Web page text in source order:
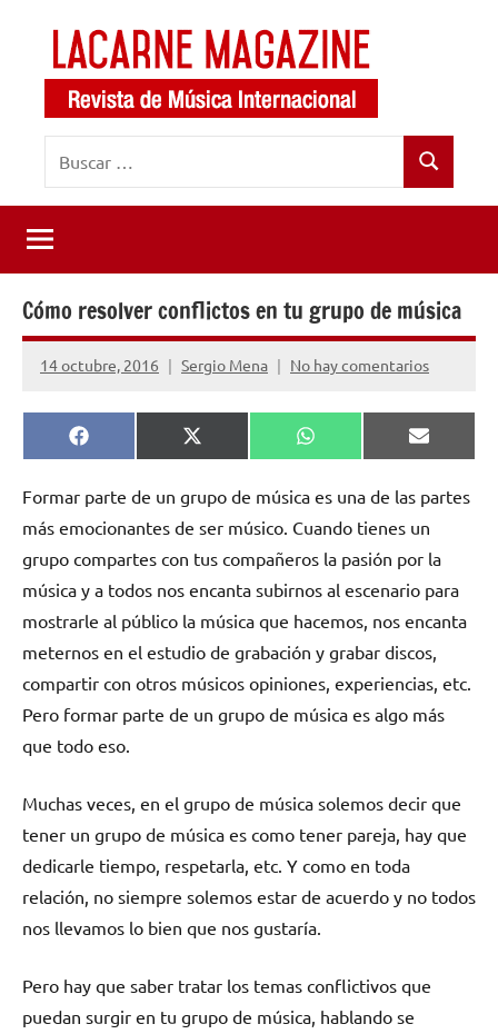
contenido
LaCarne
Magazine
de
música
internacional
Buscar
Cómo resolver conflictos en tu grupo de música
14 octubre, 2016 Sergio Mena No hay comentarios
Compartir
en
Facebook
Compartir
en
X
(Twitter)
Compartir
en
WhatsApp
en
Email
Formar parte de un grupo de música es una de las partes
más emocionantes de ser músico. Cuando tienes un
grupo compartes con tus compañeros la pasión por la
música y a todos nos encanta subirnos al escenario para
mostrarle al público la música que hacemos, nos encanta
meternos en el estudio de grabación y grabar discos,
compartir con otros músicos opiniones, experiencias, etc.
Pero formar parte de un grupo de música es algo más
que todo eso.
Muchas veces, en el grupo de música solemos decir que
tener un grupo de música es como tener pareja, hay que
dedicarle tiempo, respetarla, etc. Y como en toda
relación, no siempre solemos estar de acuerdo y no todos
nos llevamos lo bien que nos gustaría.
Pero hay que saber tratar los temas conflictivos que
puedan surgir en tu grupo de música, hablando se